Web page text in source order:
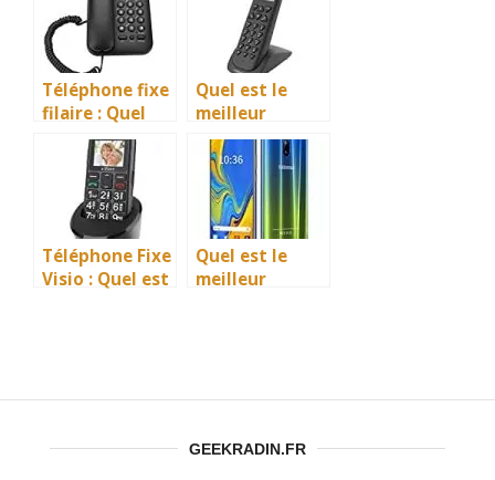
Téléphone fixe
filaire : Quel
est le meilleur
à choisir en
2026 ?
Quel est le
meilleur
téléphone fixe
sans fil en 2026
Téléphone Fixe
Visio : Quel est
Quel est le
meilleur
GEEKRADIN.FR